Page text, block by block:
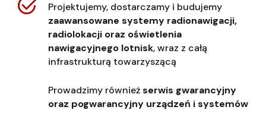
Projektujemy, dostarczamy i budujemy
zaawansowane systemy radionawigacji,
radiolokacji oraz oświetlenia
nawigacyjnego lotnisk, wraz z całą
infrastrukturą towarzyszącą
Prowadzimy równieżserwis gwarancyjny
oraz pogwarancyjny urządzeń i systemów